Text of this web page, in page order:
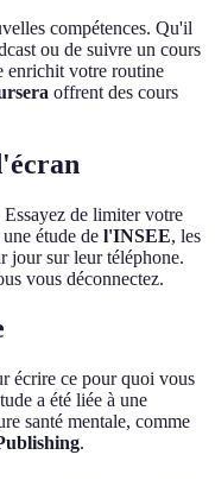
compétences. Qu'il
ou de suivre un cours
enrichit votre routine
offrent des cours
de limiter votre
étude de l'INSEE, les
jour sur leur téléphone.
vous déconnectez.
écrire ce pour quoi vous
a été liée à une
santé mentale, comme
.